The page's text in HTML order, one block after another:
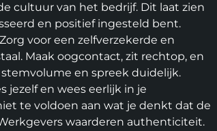
cultuur van het bedrijf. Dit laat zien
en positief ingesteld bent.
voor een zelfverzekerde en
Maak oogcontact, zit rechtop, en
en spreek duidelijk.
jezelf en wees eerlijk in je
te voldoen aan wat je denkt dat de
waarderen authenticiteit.